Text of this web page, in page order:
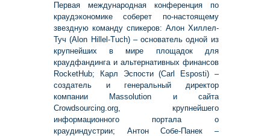
Первая международная конференция по
краудэкономике соберет по-настоящему
звездную команду спикеров: Алон Хиллел-
Туч (Alon Hillel-Tuch) – основатель одной из
крупнейших в мире площадок для
краудфандинга и альтернативных финансов
RocketHub; Карл Эспости (Carl Esposti) –
создатель и генеральный директор
компании Massolution и сайта
Crowdsourcing.org, крупнейшего
информационного портала о
краудиндустрии; Антон Собе-Панек –